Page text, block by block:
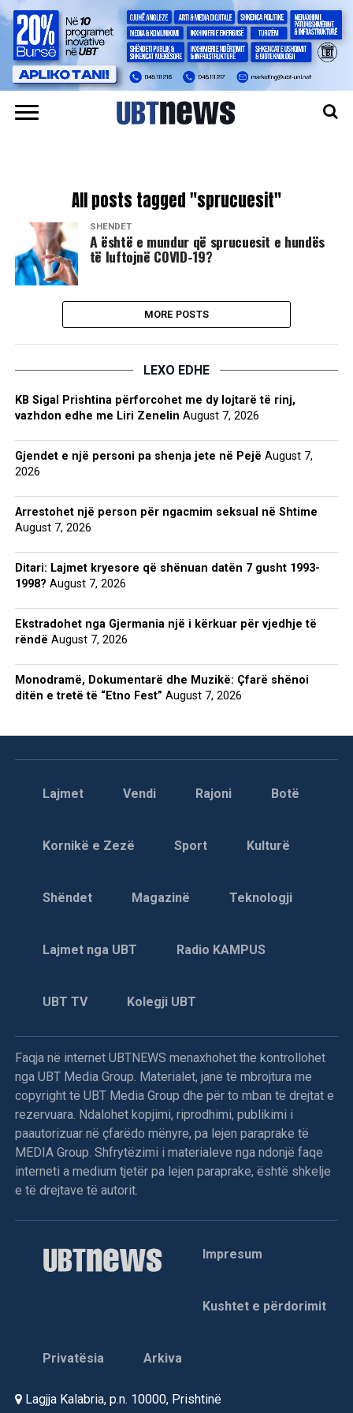
All posts tagged "sprucuesit"
SHËNDET
A është e mundur që sprucuesit e hundës
të luftojnë COVID-19?
MORE POSTS
LEXO EDHE
KB Sigal Prishtina përforcohet me dy lojtarë të rinj,
vazhdon edhe me Liri Zenelin August 7, 2026
Gjendet e një personi pa shenja jete në Pejë August 7,
2026
Arrestohet një person për ngacmim seksual në Shtime
August 7, 2026
Ditari: Lajmet kryesore që shënuan datën 7 gusht 1993-
1998? August 7, 2026
Ekstradohet nga Gjermania një i kërkuar për vjedhje të
rëndë August 7, 2026
Monodramë, Dokumentarë dhe Muzikë: Çfarë shënoi
ditën e tretë të “Etno Fest” August 7, 2026
Lajmet Vendi Rajoni Botë
Kornikë e Zezë Sport Kulturë
Shëndet Magazinë Teknologji
Lajmet nga UBT Radio KAMPUS
UBT TV Kolegji UBT
Faqja në internet UBTNEWS menaxhohet the kontrollohet
nga UBT Media Group. Materialet, janë të mbrojtura me
copyright të UBT Media Group dhe për to mban të drejtat e
rezervuara. Ndalohet kopjimi, riprodhimi, publikimi i
paautorizuar në çfarëdo mënyre, pa lejen paraprake të
MEDIA Group. Shfrytëzimi i materialeve nga ndonjë faqe
interneti a medium tjetër pa lejen paraprake, është shkelje
e të drejtave të autorit.
Impresum
Kushtet e përdorimit
Privatësia Arkiva
Lagjja Kalabria, p.n. 10000, Prishtinë